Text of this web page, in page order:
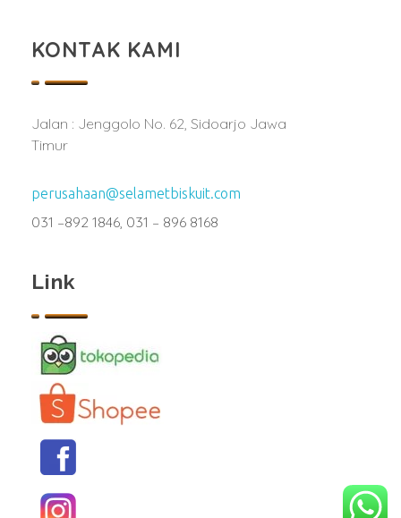
KONTAK KAMI
Jalan : Jenggolo No. 62, Sidoarjo Jawa
Timur
perusahaan@selametbiskuit.com
031 –892 1846, 031 – 896 8168
Link